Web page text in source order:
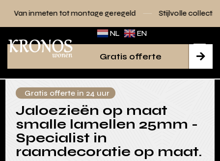
geregeld Stijlvolle collecties voor elk interieur
NL EN

Gratis offerte
Gratis offerte in 24 uur
Jaloezieën op maat
smalle lamellen 25mm -
Specialist in
raamdecoratie op maat.